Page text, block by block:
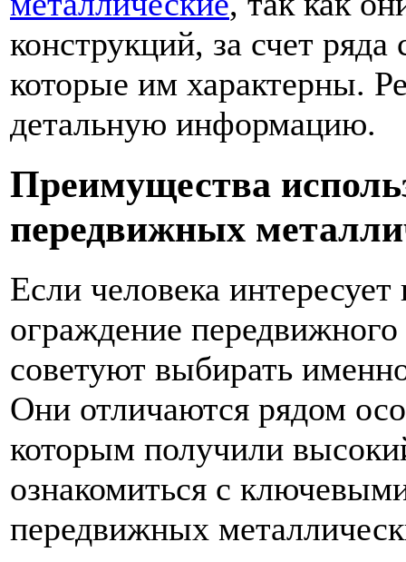
конструкций, за счет
которые им характерны.
детальную информацию.
Преимущества
передвижных
Если человека
ограждение
советуют выбирать
Они отличаются рядом
которым получили
ознакомиться с
передвижных